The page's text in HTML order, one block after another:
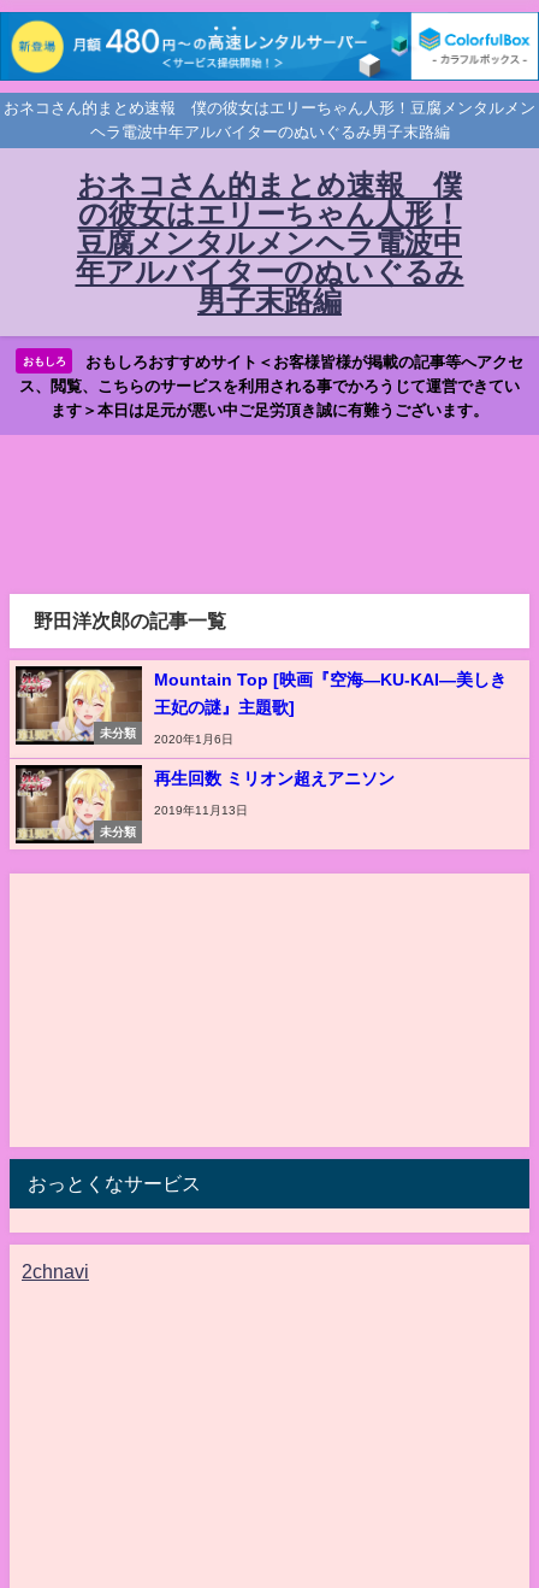
おネコさん的まとめ速報 僕の彼女はエリーちゃん人形！豆腐メンタルメン
ヘラ電波中年アルバイターのぬいぐるみ男子末路編
おネコさん的まとめ速報 僕
の彼女はエリーちゃん人形！
豆腐メンタルメンヘラ電波中
年アルバイターのぬいぐるみ
男子末路編
おもしろ
おもしろおすすめサイト＜お客様皆様が掲載の記事等へアクセ
ス、閲覧、こちらのサービスを利用される事でかろうじて運営できてい
ます＞本日は足元が悪い中ご足労頂き誠に有難うございます。
野田洋次郎の記事一覧
未分類
Mountain Top [映画『空海―KU-KAI―美しき
王妃の謎』主題歌]
2020年1月6日
未分類
再生回数 ミリオン超えアニソン
2019年11月13日
おっとくなサービス
2chnavi